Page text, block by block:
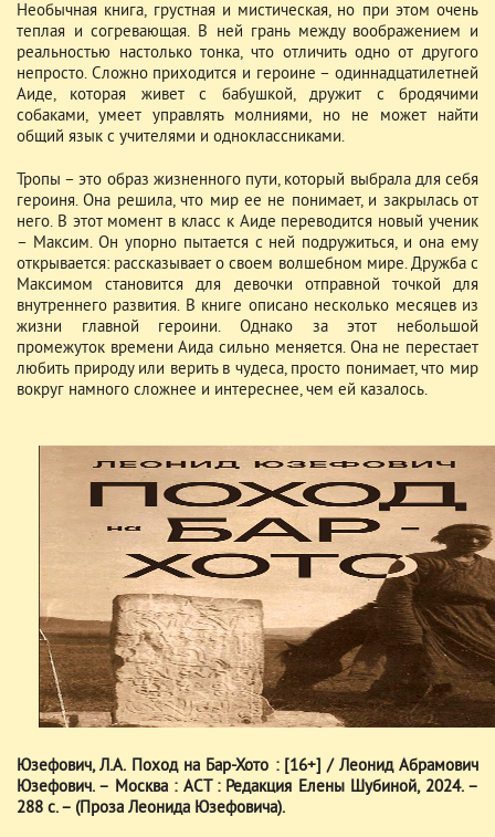
Необычная книга, грустная и мистическая, но при этом очень
теплая и согревающая. В ней грань между воображением и
реальностью настолько тонка, что отличить одно от другого
непросто. Сложно приходится и героине – одиннадцатилетней
Аиде, которая живет с бабушкой, дружит с бродячими
собаками, умеет управлять молниями, но не может найти
общий язык с учителями и одноклассниками.
Тропы – это образ жизненного пути, который выбрала для себя
героиня. Она решила, что мир ее не понимает, и закрылась от
него. В этот момент в класс к Аиде переводится новый ученик
– Максим. Он упорно пытается с ней подружиться, и она ему
открывается: рассказывает о своем волшебном мире. Дружба с
Максимом становится для девочки отправной точкой для
внутреннего развития. В книге описано несколько месяцев из
жизни главной героини. Однако за этот небольшой
промежуток времени Аида сильно меняется. Она не перестает
любить природу или верить в чудеса, просто понимает, что мир
вокруг намного сложнее и интереснее, чем ей казалось.
Юзефович, Л.А. Поход на Бар-Хото : [16+] / Леонид Абрамович
Юзефович. – Москва : АСТ : Редакция Елены Шубиной, 2024. –
288 с. – (Проза Леонида Юзефовича).